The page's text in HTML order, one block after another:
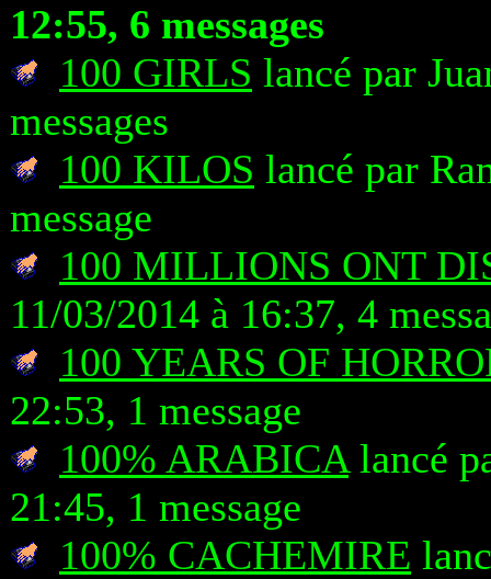
12:55, 6 messages
100 GIRLS lancé par
messages
100 KILOS lancé par
message
100 MILLIONS ONT
11/03/2014 à 16:37, 4
100 YEARS OF
22:53, 1 message
100% ARABICAlancé
21:45, 1 message
100% CACHEMIRE